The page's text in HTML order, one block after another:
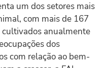
um dos setores mais
com mais de 167
anualmente
dos
com relação ao bem-